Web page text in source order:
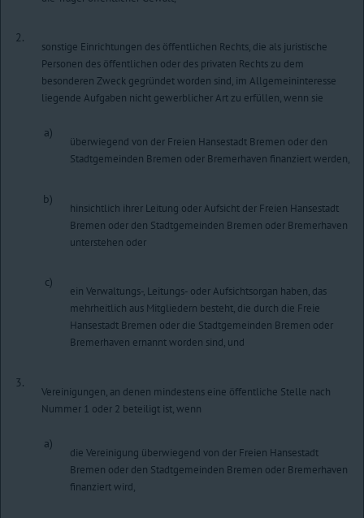
2.
sonstige Einrichtungen des öffentlichen Rechts, die als juristische
Personen des öffentlichen oder des privaten Rechts zu dem
besonderen Zweck gegründet worden sind, im Allgemeininteresse
liegende Aufgaben nicht gewerblicher Art zu erfüllen, wenn sie
a)
überwiegend von der Freien Hansestadt Bremen oder den
Stadtgemeinden Bremen oder Bremerhaven finanziert werden,
b)
hinsichtlich ihrer Leitung oder Aufsicht der Freien Hansestadt
Bremen oder den Stadtgemeinden Bremen oder Bremerhaven
unterstehen oder
c)
ein Verwaltungs-, Leitungs- oder Aufsichtsorgan haben, das
mehrheitlich aus Mitgliedern besteht, die durch die Freie
Hansestadt Bremen oder die Stadtgemeinden Bremen oder
Bremerhaven ernannt worden sind, und
3.
Vereinigungen, an denen mindestens eine öffentliche Stelle nach
Nummer 1 oder 2 beteiligt ist, wenn
a)
die Vereinigung überwiegend von der Freien Hansestadt
Bremen oder den Stadtgemeinden Bremen oder Bremerhaven
finanziert wird,